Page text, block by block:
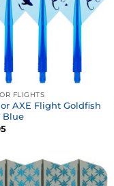
FLIGHTS
AXE Flight Goldfish
Blue